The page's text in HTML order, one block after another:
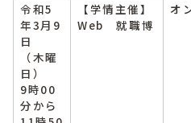
令和5
年3月9
日
（木曜
日）
9時00
分から
【学情主催】
Web 就職博
オ